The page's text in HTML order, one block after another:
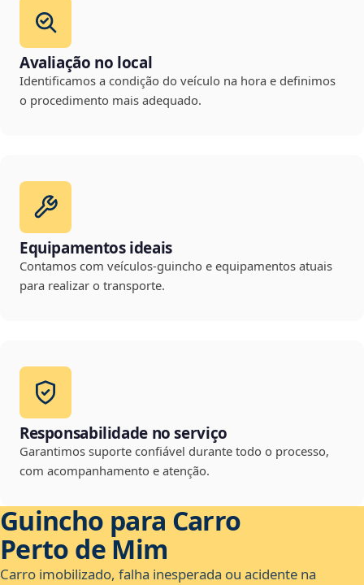
Avaliação no local
Identificamos a condição do veículo na hora e definimos
o procedimento mais adequado.
Equipamentos ideais
Contamos com veículos-guincho e equipamentos atuais
para realizar o transporte.
Responsabilidade no serviço
Garantimos suporte confiável durante todo o processo,
com acompanhamento e atenção.
Guincho para Carro
Perto de Mim
Carro imobilizado, falha inesperada ou acidente na